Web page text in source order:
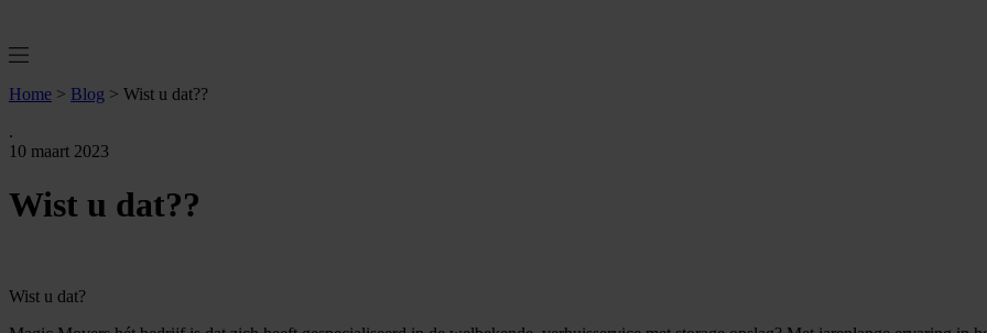
Home > Blog > Wist u dat??
.
10 maart 2023
Wist u dat??
Wist u dat?